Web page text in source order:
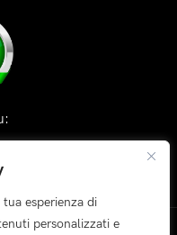
esperienza di
personalizzati e